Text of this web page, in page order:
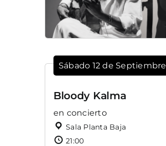
Sábado 12 de Septiembre
Bloody Kalma
en concierto
Sala Planta Baja
21:00